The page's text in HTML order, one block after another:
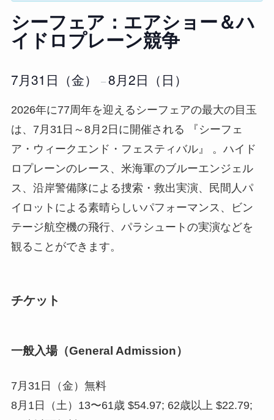
シーフェア：エアショー＆ハ
イドロプレーン競争
7月31日（金） –8月2日（日）
2026年に77周年を迎えるシーフェアの最大の目玉
は、7月31日～8月2日に開催される 『シーフェ
ア・ウィークエンド・フェスティバル』 。ハイド
ロプレーンのレース、米海軍のブルーエンジェル
ス、沿岸警備隊による捜索・救出実演、民間人パ
イロットによる素晴らしいパフォーマンス、ビン
テージ航空機の飛行、パラシュートの実演などを
観ることができます。
チケット
一般入場（General Admission）
7月31日（金）無料
8月1日（土）13〜61歳 $54.97; 62歳以上 $22.79;